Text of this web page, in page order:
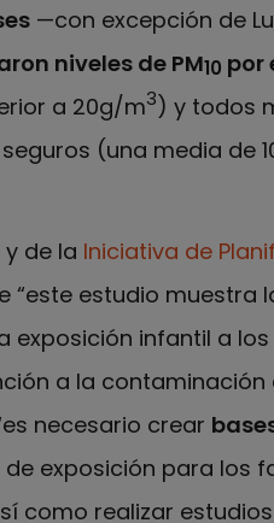
—con excepción de
niveles de PM10 por
a 20g/m3) y todos
(una media de
de la Iniciativa de
“este estudio muestra
exposición infantil a
a la
necesario crear
exposición para los
como realizar